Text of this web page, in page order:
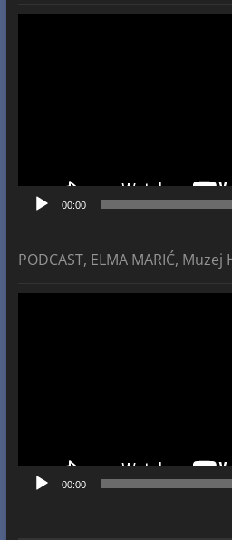
00:00
PODCAST, ELMA MARIĆ,
00:00